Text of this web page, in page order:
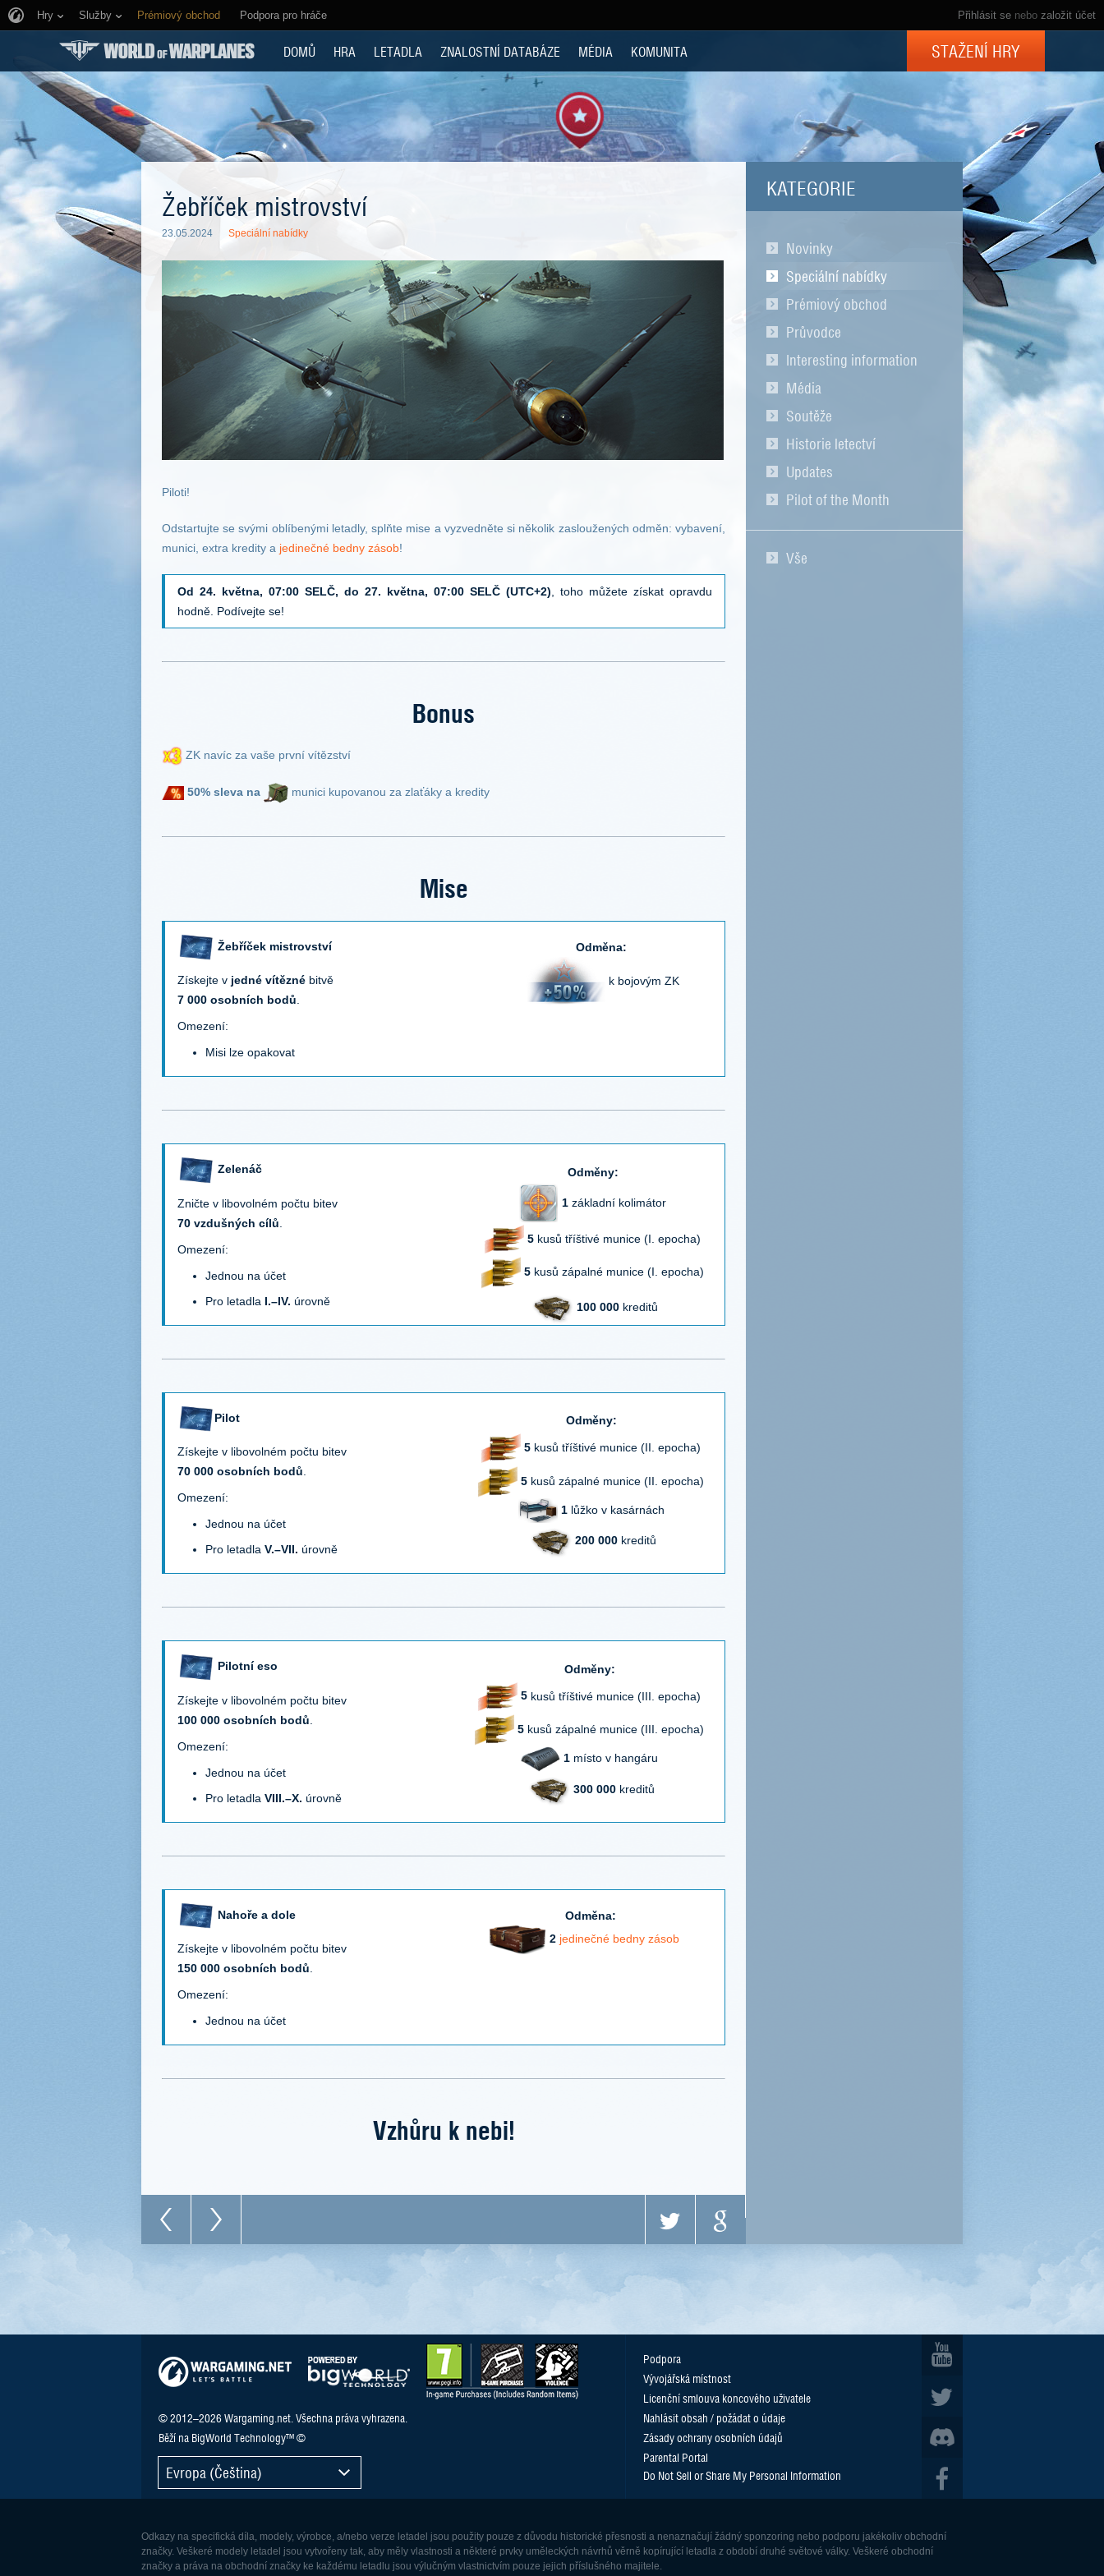
Přihlásit se nebo založit účet
Hry Služby Prémiový obchod Podpora pro hráče
DOMŮ HRA LETADLA ZNALOSTNÍ DATABÁZE MÉDIA KOMUNITA STAŽENÍ HRY
KATEGORIE
Novinky
Speciální nabídky
Prémiový obchod
Průvodce
Interesting information
Média
Soutěže
Historie letectví
Updates
Pilot of the Month
Vše
Žebříček mistrovství
23.05.2024 Speciální nabídky
Piloti!
Odstartujte se svými oblíbenými letadly, splňte mise a vyzvedněte si několik zasloužených odměn: vybavení,
munici, extra kredity a jedinečné bedny zásob!
Od 24. května, 07:00 SELČ, do 27. května, 07:00 SELČ (UTC+2) , toho můžete získat opravdu
hodně. Podívejte se!
Bonus
ZK navíc za vaše první vítězství
50% sleva na munici kupovanou za zlaťáky a kredity
Mise
Žebříček mistrovství Odměna:
k bojovým ZK
Získejte v jedné vítězné bitvě
7 000 osobních bodů.
Omezení:
Misi lze opakovat
Zelenáč Odměny:
1 základní kolimátor
5 kusů tříštivé munice (I. epocha)
5 kusů zápalné munice (I. epocha)
100 000 kreditů
Zničte v libovolném počtu bitev
70 vzdušných cílů
Omezení:
Jednou na účet
Pro letadla I.–IV. úrovně
Pilot Odměny:
5 kusů tříštivé munice (II. epocha)
5 kusů zápalné munice (II. epocha)
1lůžko v kasárnách
200 000 kreditů
Získejte v libovolném počtu bitev
70 000 osobních bodů.
Omezení:
Jednou na účet
Pro letadla V.–VII. úrovně
Pilotní eso Odměny:
5 kusů tříštivé munice (III. epocha)
5 kusů zápalné munice (III. epocha)
1 místo v hangáru
300 000 kreditů
Získejte v libovolném počtu bitev
100 000 osobních bodů
Omezení:
Jednou na účet
Pro letadla VIII.–X. úrovně
Nahoře a dole
Odměna:
2 jedinečné bedny zásob
Získejte v libovolném počtu bitev
150 000 osobních bodů
Omezení:
Jednou na účet
Vzhůru k nebi!
© 2012–2026 Wargaming.net. Všechna práva vyhrazena.
Běží na BigWorld Technology™ ©
Evropa (Čeština)
Podpora
Vývojářská místnost
Licenční smlouva koncového uživatele
Nahlásit obsah / požádat o údaje
Zásady ochrany osobních údajů
Parental Portal
Do Not Sell or Share My Personal Information
Odkazy na specifická díla, modely, výrobce, a/nebo verze letadel jsou použity pouze z důvodu historické přesnosti a nenaznačují žádný sponzoring nebo podporu jakékoliv obchodní
značky. Veškeré modely letadel jsou vytvořeny tak, aby měly vlastnosti a některé prvky uměleckých návrhů věrně kopírující letadla z období druhé světové války. Veškeré obchodní
značky a práva na obchodní značky ke každému letadlu jsou výlučným vlastnictvím pouze jejich příslušného majitele.